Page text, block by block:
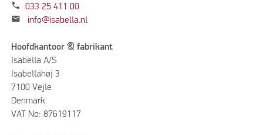
phone 033 25 411 00
mail info@isabella.nl
Hoofdkantoor & fabrikant
Isabella A/S
Isabellahøj 3
7100 Vejle
Denmark
VAT No: 87619117